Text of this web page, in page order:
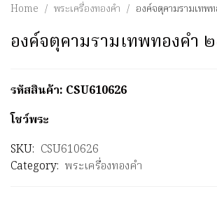
Home / พระเครื่องทองคำ / องค์จตุคามรามเทพ
องค์จตุคามรามเทพทองคำ
รหัสสินค้า: CSU610626
โชว์พระ
SKU: CSU610626
Category: พระเครื่องทองคำ